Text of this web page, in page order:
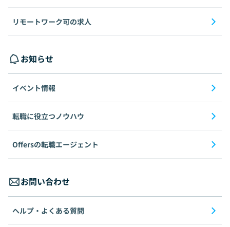
リモートワーク可の求人
お知らせ
イベント情報
転職に役立つノウハウ
Offersの転職エージェント
お問い合わせ
ヘルプ・よくある質問